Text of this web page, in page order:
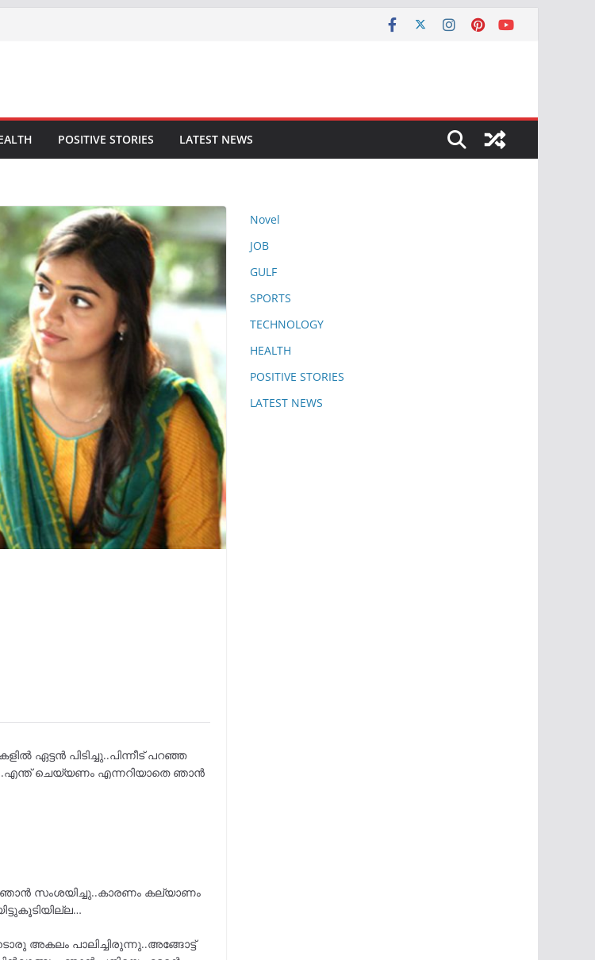
POSITIVE STORIES LATEST NEWS
ഏട്ടൻ പിടിച്ചു..പിന്നീട് പറഞ്ഞ
ചെയ്യണം എന്നറിയാതെ ഞാൻ
സംശയിച്ചു..കാരണം കല്യാണം
അകലം പാലിച്ചിരുന്നു..അങ്ങോട്ട്
Novel
JOB
GULF
SPORTS
TECHNOLOGY
HEALTH
POSITIVE STORIES
LATEST NEWS